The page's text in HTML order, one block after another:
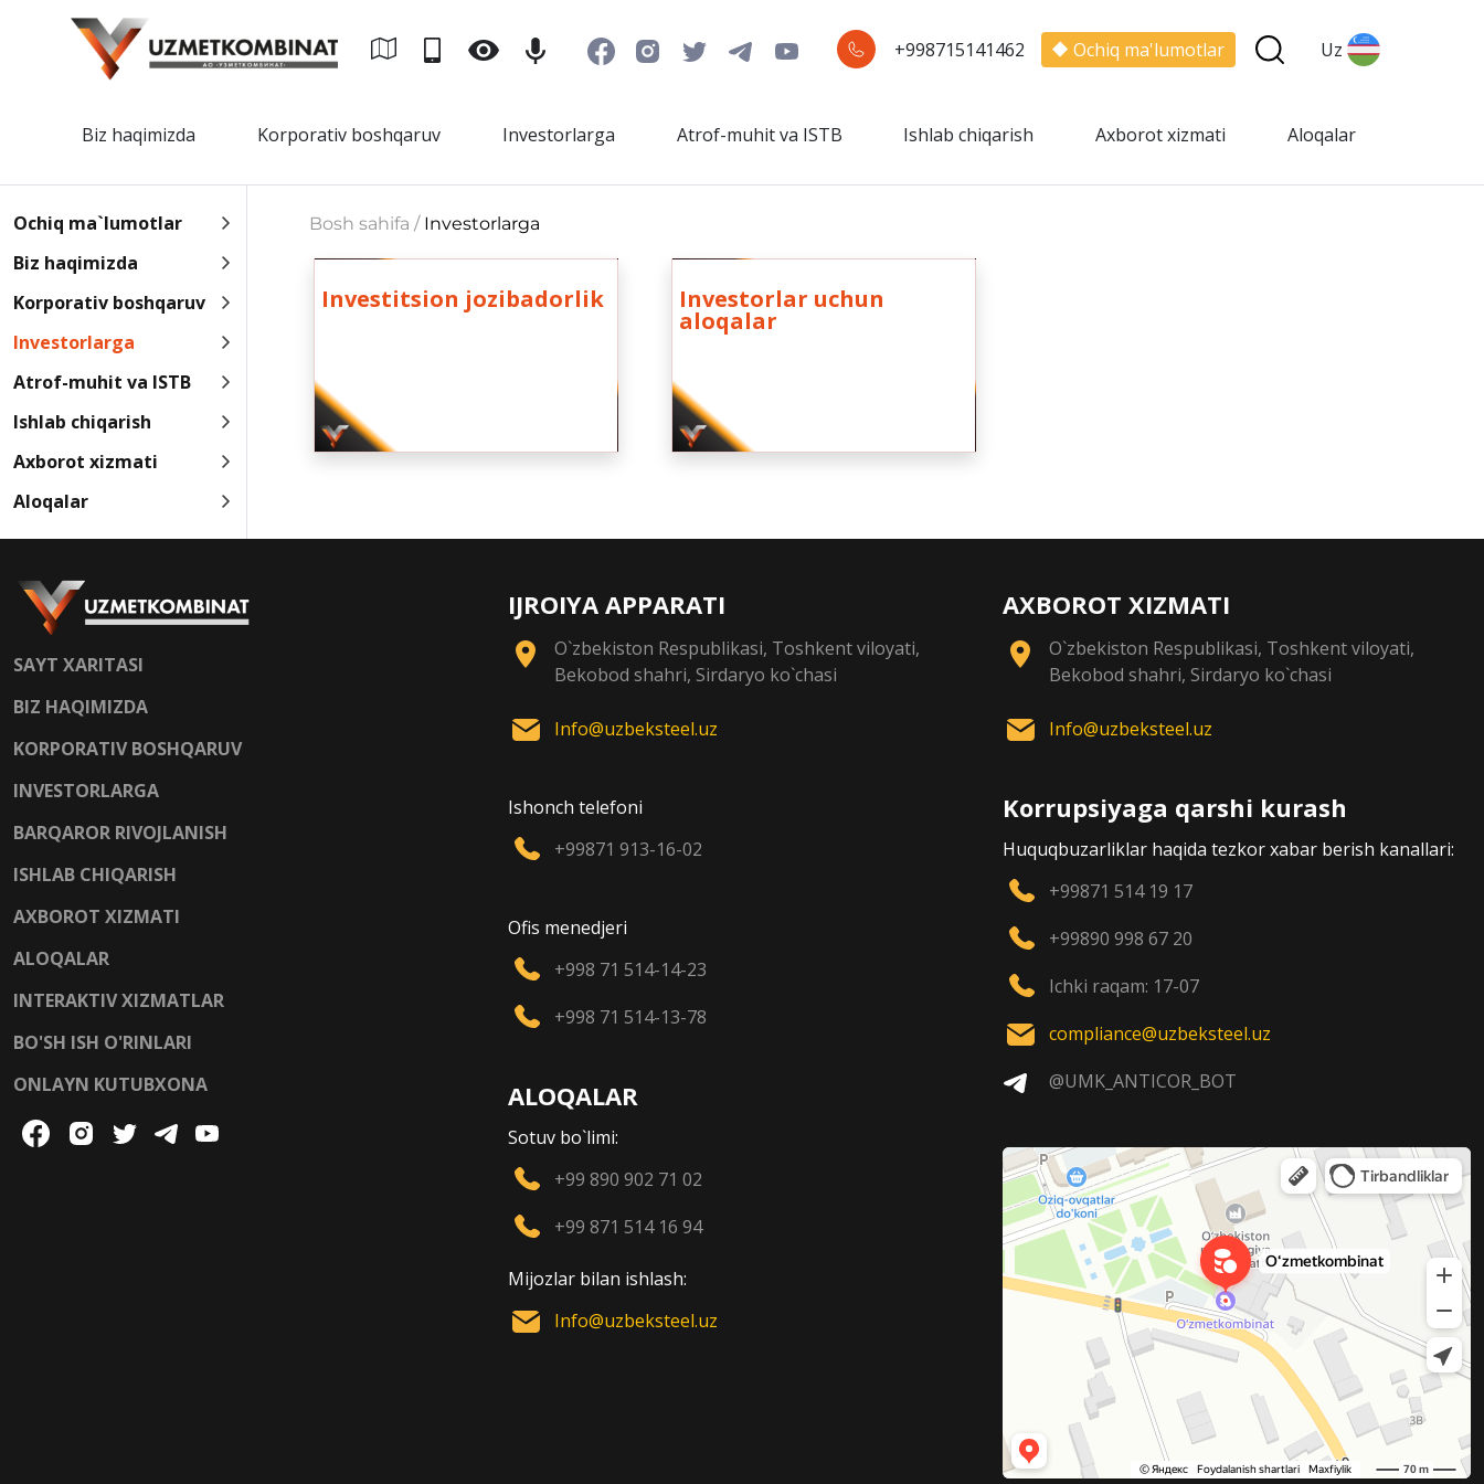
+998715141462 Ochiq ma'lumotlar Uz
Biz haqimizda Korporativ boshqaruv Investorlarga Atrof-muhit va ISTB Ishlab chiqarish Axborot xizmati Aloqalar
Ochiq ma`lumotlar
Biz haqimizda
Korporativ boshqaruv
Investorlarga
Atrof-muhit va ISTB
Ishlab chiqarish
Axborot xizmati
Aloqalar
Bosh sahifa / Investorlarga
Investitsion jozibadorlik Investorlar uchun
aloqalar
SAYT XARITASI
BIZ HAQIMIZDA
KORPORATIV BOSHQARUV
INVESTORLARGA
BARQAROR RIVOJLANISH
ISHLAB CHIQARISH
AXBOROT XIZMATI
ALOQALAR
INTERAKTIV XIZMATLAR
BO'SH ISH O'RINLARI
ONLAYN KUTUBXONA
IJROIYA APPARATI
O`zbekiston Respublikasi, Toshkent viloyati,
Bekobod shahri, Sirdaryo ko`chasi
Info@uzbeksteel.uz
Ishonch telefoni
+99871 913-16-02
Ofis menedjeri
+998 71 514-14-23
+998 71 514-13-78
ALOQALAR
Sotuv bo`limi:
+99 890 902 71 02
+99 871 514 16 94
Mijozlar bilan ishlash:
Info@uzbeksteel.uz
AXBOROT XIZMATI
O`zbekiston Respublikasi, Toshkent viloyati,
Bekobod shahri, Sirdaryo ko`chasi
Info@uzbeksteel.uz
Korrupsiyaga qarshi kurash
Huquqbuzarliklar haqida tezkor xabar berish kanallari:
+99871 514 19 17
+99890 998 67 20
Ichki raqam: 17-07
compliance@uzbeksteel.uz
@UMK_ANTICOR_BOT